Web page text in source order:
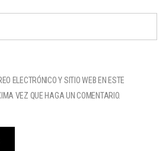
ELECTRÓNICO Y SITIO WEB EN ESTE
VEZ QUE HAGA UN COMENTARIO.